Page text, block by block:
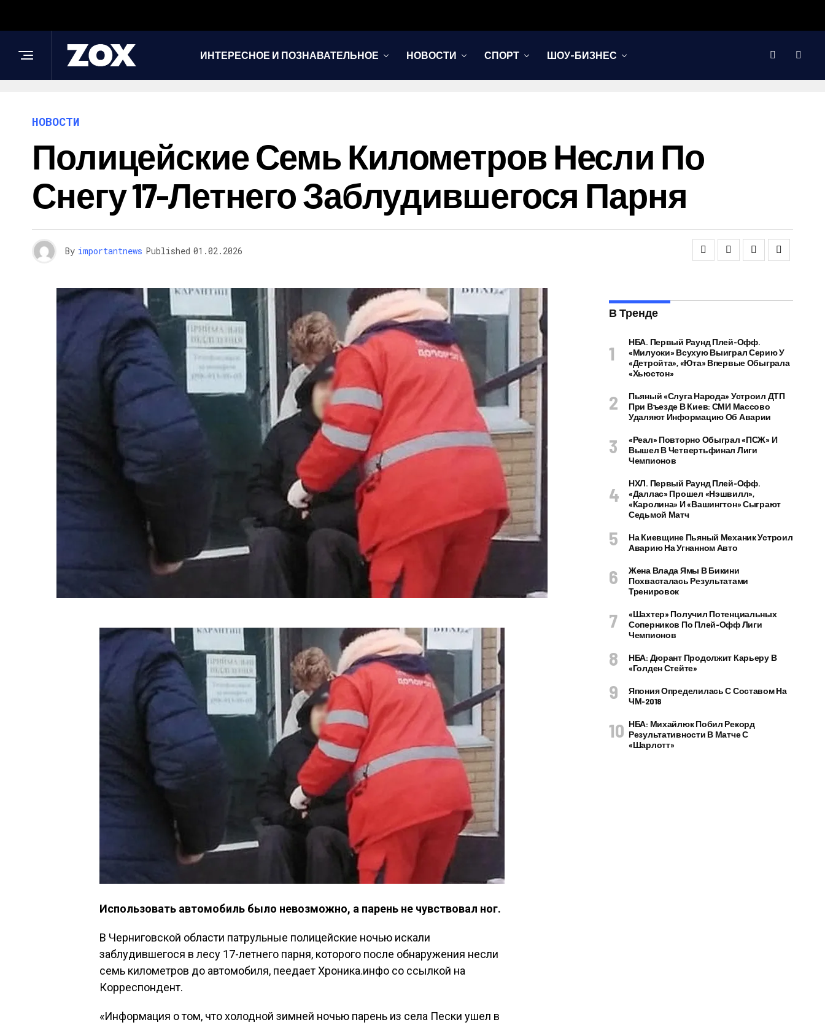
ИНТЕРЕСНОЕ И ПОЗНАВАТЕЛЬНОЕ НОВОСТИ СПОРТ ШОУ-БИЗНЕС
НОВОСТИ
Полицейские Семь Километров Несли По
Снегу 17-Летнего Заблудившегося Парня
By importantnews Published 01.02.2026
Использовать автомобиль было невозможно, а парень не чувствовал ног.
В Черниговской области патрульные полицейские ночью искали
заблудившегося в лесу 17-летнего парня, которого после обнаружения несли
семь километров до автомобиля, пеедает Хроника.инфо со ссылкой на
Корреспондент.
«Информация о том, что холодной зимней ночью парень из села Пески ушел в
В Тренде
НБА. Первый Раунд Плей-Офф.
«Милуоки» Всухую Выиграл Серию У
«Детройта», «Юта» Впервые Обыграла
«Хьюстон»
Пьяный «слуга Народа» Устроил ДТП
При Въезде В Киев: СМИ Массово
Удаляют Информацию Об Аварии
«Реал» Повторно Обыграл «ПСЖ» И
Вышел В Четвертьфинал Лиги
Чемпионов
НХЛ. Первый Раунд Плей-Офф.
«Даллас» Прошел «Нэшвилл»,
«Каролина» И «Вашингтон» Сыграют
Седьмой Матч
На Киевщине Пьяный Механик Устроил
Аварию На Угнанном Авто
Жена Влада Ямы В Бикини
Похвасталась Результатами
Тренировок
«Шахтер» Получил Потенциальных
Соперников По Плей-Офф Лиги
Чемпионов
НБА: Дюрант Продолжит Карьеру В
«Голден Стейте»
Япония Определилась С Составом На
ЧМ-2018
НБА: Михайлюк Побил Рекорд
Результативности В Матче С
«Шарлотт»